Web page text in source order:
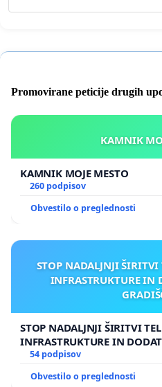
Promovirane peticije drugih
KAMNIK MOJE MESTO
260 podpisov
Obvestilo o preglednosti
STOP NADALJNJI
INFRASTRUKTURE IN
STOP NADALJNJI ŠIRITVI
INFRASTRUKTURE IN
GRADIŠČAKU
54 podpisov
Obvestilo o preglednosti